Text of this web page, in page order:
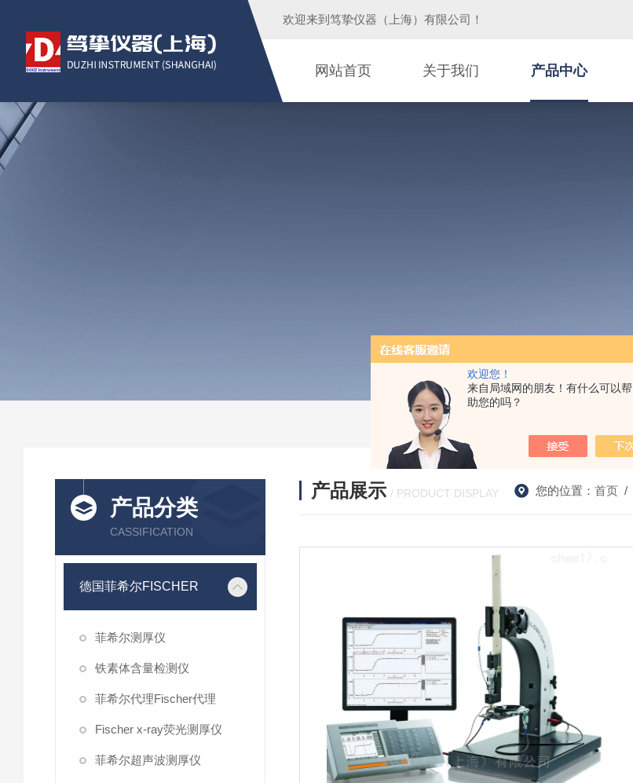
欢迎您！
来自局域网的朋友！有什么可以帮
助您的吗？
欢迎来到 笃挚仪器（上海）有限公司 ！
网站首页 关于我们 产品中心
产品分类
CASSIFICATION
德国菲希尔FISCHER
菲希尔测厚仪
铁素体含量检测仪
菲希尔代理Fischer代理
Fischer x-ray荧光测厚仪
菲希尔超声波测厚仪
产品展示 / PRODUCT DISPLAY 您的位置： 首页/